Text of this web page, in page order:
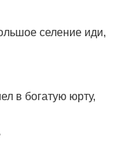
селение иди,
в богатую юрту,